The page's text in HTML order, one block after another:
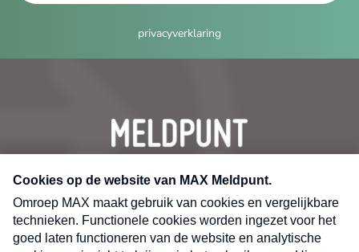
privacyverklaring
CONTACT